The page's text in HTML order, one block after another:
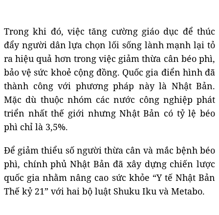
Trong khi đó, việc tăng cường giáo dục để thúc
đẩy người dân lựa chọn lối sống lành mạnh lại tỏ
ra hiệu quả hơn trong việc giảm thừa cân béo phì,
bảo vệ sức khoẻ cộng đồng. Quốc gia điển hình đã
thành công với phương pháp này là Nhật Bản.
Mặc dù thuộc nhóm các nước công nghiệp phát
triển nhất thế giới nhưng Nhật Bản có tỷ lệ béo
phì chỉ là 3,5%.
Để giảm thiểu số người thừa cân và mắc bệnh béo
phì, chính phủ Nhật Bản đã xây dựng chiến lược
quốc gia nhằm nâng cao sức khỏe “Y tế Nhật Bản
Thế kỷ 21” với hai bộ luật Shuku Iku và Metabo.